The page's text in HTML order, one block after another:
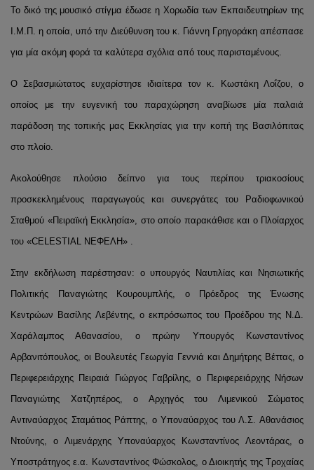
Το δικό της μουσικό στίγμα έδωσε η Χορωδία των Εκπαιδευτηρίων της
Ι.Μ.Π. η οποία, υπό την Διεύθυνση του κ. Γιάννη Γρηγοράκη απέσπασε
για μία ακόμη φορά τα καλύτερα σχόλια από τους παρισταμένους.
Ο Σεβασμιώτατος ευχαρίστησε ιδιαίτερα τον κ. Κωστάκη Λοΐζου, ο
οποίος με την ευγενική του παραχώρηση αναβίωσε μία παλαιά
παράδοση της τοπικής μας Εκκλησίας για την κοπή της Βασιλόπιτας
στο πλοίο.
Ακολούθησε πλούσιο δείπνο για τους περίπου τριακοσίους
προσκεκλημένους παραγωγούς και συνεργάτες του Ραδιοφωνικού
Σταθμού «Πειραϊκή Εκκλησία», στο οποίο παρακάθισε και ο Πλοίαρχος
του «CELESTIAL ΝΕΦΕΛΗ» .
Στην εκδήλωση παρέστησαν: ο υπουργός Ναυτιλίας και Νησιωτικής
Πολιτικής Παναγιώτης Κουρουμπλής, ο Πρόεδρος της Ένωσης
Κεντρώων Βασίλης Λεβέντης, ο εκπρόσωπος του Προέδρου της Ν.Δ.
Χαράλαμπος Αθανασίου, ο πρώην Υπουργός Κωνσταντίνος
Αρβανιτόπουλος, οι Βουλευτές Γεωργία Γεννιά και Δημήτρης Βέττας, ο
Περιφερειάρχης Πειραιά Γιώργος Γαβρίλης, ο Περιφερειάρχης Νήσων
Παναγιώτης Χατζηπέρος, ο Αρχηγός του Λιμενικού Σώματος
Αντιναύαρχος Σταμάτιος Ράπτης, ο Υποναύαρχος του Λ.Σ. Αθανάσιος
Ντούνης, ο Λιμενάρχης Υποναύαρχος Κωνσταντίνος Λεοντάρας, ο
Υποστράτηγος ε.α. Κωνσταντίνος Φώσκολος, ο Διοικητής της Τροχαίας